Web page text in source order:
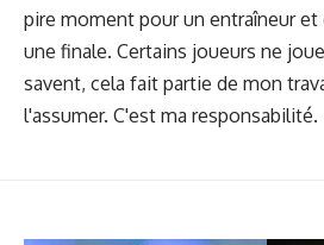
pire moment pour un entraîneur et
une finale. Certains joueurs ne
savent, cela fait partie de mon
l'assumer. C'est ma responsabilité.